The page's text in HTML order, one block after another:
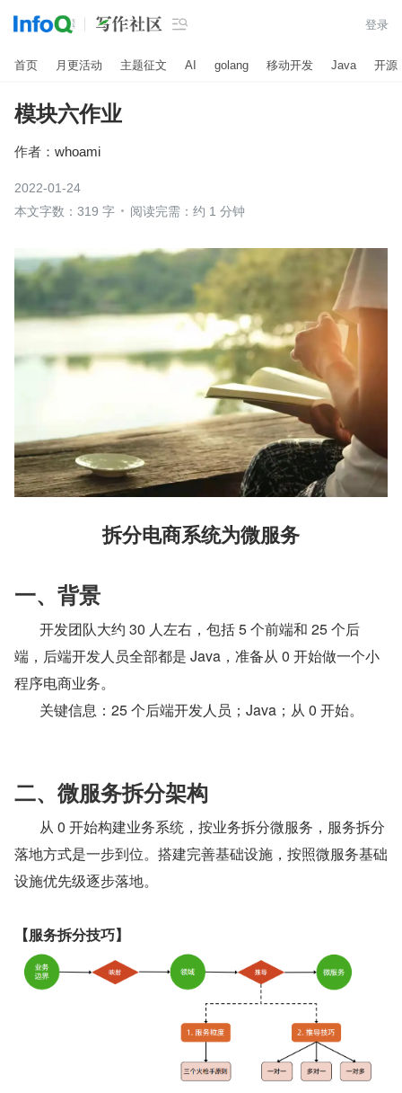
 登录
首页 月更活动 主题征文 AI golang 移动开发 Java 开源
模块六作业
作者： whoami
2022-01-24
本文字数：319 字
阅读完需：约 1 分钟
拆分电商系统为微服务
一、背景
端，后端开发人员全部都是 Java，准备从 0 开始做一个小
程序电商业务。
       关键信息：25 个后端开发人员；Java；从 0 开始。
二、微服务拆分架构
落地方式是一步到位。搭建完善基础设施，按照微服务基础
设施优先级逐步落地。
【服务拆分技巧】